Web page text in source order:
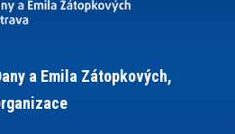
sportovní lezení
tělesná výchova
událost
vzpírání
kurz
a Emila Zátopkových,